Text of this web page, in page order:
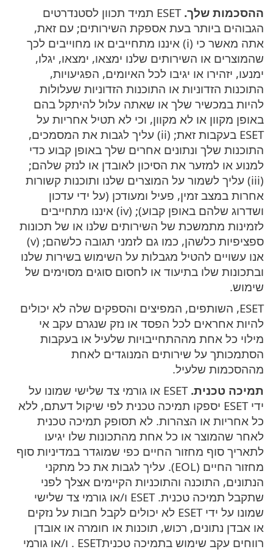
ההסכמות שלך.
ESET תמיד תכוון לסטנדרטים
הגבוהים ביותר בעת אספקת השירותים; עם זאת,
אתה מאשר כי (i) איננו מתחייבים או מחוייבים לכך
שהמוצרים או השירותים שלנו ימצאו, ימצאו, יגלו,
ימנעו, יזהירו או יגיבו לכל האיומים, הפגיעויות,
התוכנות הזדוניות או התוכנות הזדוניות שעלולות
להיות במכשיר שלך או שאתה עלול להיתקל בהם
באופן מקוון או לא מקוון, וכי לא תטיל אחריות על
ESET בעקבות זאת; (ii) עליך לגבות את המסמכים,
התוכנות שלך ונתונים אחרים שלך באופן קבוע כדי
למנוע או למזער את הסיכון לאובדן או לנזק שלהם;
(iii) עליך לשמור על המוצרים שלנו ותוכנות קשורות
אחרות במצב זמין, פעיל ומעודכן (על ידי עדכון
ושדרוג שלהם באופן קבוע); (iv) איננו מתחייבים
לזמינות מתמשכת של השירותים שלנו או של תכונות
ספציפיות כלשהן, כמו גם לזמני תגובה כלשהם; (v)
אנו עשויים להטיל מגבלות על השימוש בשירות שלנו
ובתכונות שלו בתיעוד או לחסום סוגים מסוימים של
שימוש.
ESET, השותפים, המפיצים והספקים שלה לא יכולים
להיות אחראים לכל הפסד או נזק שנגרם עקב אי
מילוי כל אחת מההתחייבויות שלעיל או בעקבות
הסתמכותך על שירותים המנוגדים לאחת
מההסכמות שלעיל.
תמיכה טכנית.
ESET או גורמי צד שלישי שמונו על
ידי ESET יספקו תמיכה טכנית לפי שיקול דעתם, ללא
כל אחריות או הצהרות. לא תסופק תמיכה טכנית
לאחר שהמוצר או כל אחת מהתכונות שלו יגיעו
לתאריך סוף מחזור החיים כפי שמוגדר במדיניות סוף
מחזור החיים (EOL). עליך לגבות את כל מתקני
הנתונים, התוכנה והתוכניות הקיימים אצלך לפני
שתקבל תמיכה טכנית. ESET ו/או גורמי צד שלישי
שמונו על ידי ESET לא יכולים לקבל חבות על נזקים
או אבדן נתונים, רכוש, תוכנות או חומרה או אובדן
רווחים עקב שימוש בתמיכה טכנית‎. ESET ו/או גורמי